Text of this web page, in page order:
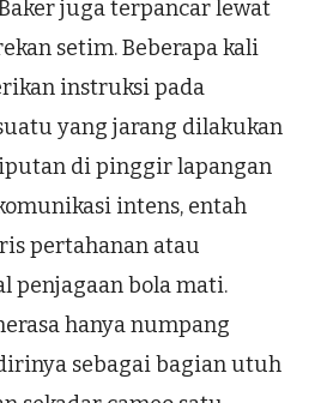
juga terpancar lewat
setim. Beberapa kali
instruksi pada
yang jarang dilakukan
di pinggir lapangan
intens, entah
pertahanan atau
penjagaan bola mati.
hanya numpang
sebagai bagian utuh